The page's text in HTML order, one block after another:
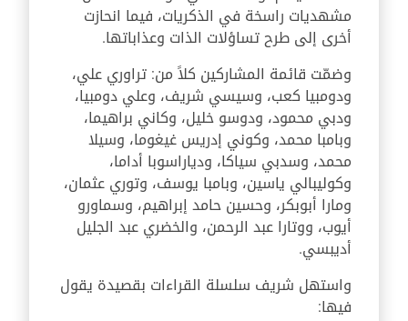
مشهديات راسخة في الذكريات، فيما انحازت
أخرى إلى طرح تساؤلات الذات وعذاباتها.
وضمّت قائمة المشاركين كلاً من: تراوري علي،
ودومبيا كعب، وسيسي شريف، وعلي دومبيا،
ودبي محمود، ودوسو خليل، وكاني براهيما،
وبامبا محمد، وكوني إدريس غيغوما، وسيلا
محمد، وسدبي سياكا، ودياراسوبا أداما،
وكوليبالي ياسين، وبامبا يوسف، وتوري عثمان،
ومارا أبوبكر، وحسين حامد إبراهيم، وسماورو
أيوب، ووتارا عبد الرحمن، والخضري عبد الجليل
أديبسي.
واستهل شريف سلسلة القراءات بقصيدة يقول
فيها: